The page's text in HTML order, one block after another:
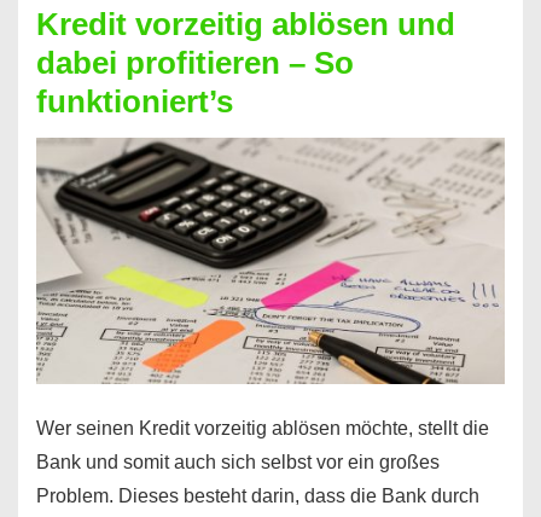
Kredit
berechnen
–
Mit
diesen
Regeln!
Kredit vorzeitig ablösen und
dabei profitieren – So
funktioniert’s
Wer seinen Kredit vorzeitig ablösen möchte, stellt die
Bank und somit auch sich selbst vor ein großes
Problem. Dieses besteht darin, dass die Bank durch